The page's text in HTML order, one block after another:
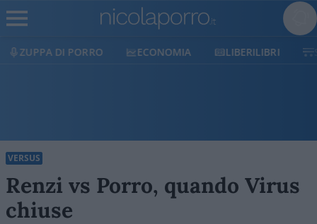
ECONOMIA LIBERILIBRI SHOP SOSTIENICI
VERSUS
Renzi vs Porro, quando Virus
chiuse